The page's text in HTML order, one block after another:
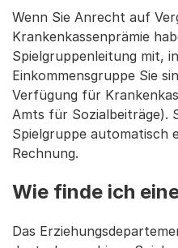
Wenn Sie Anrecht auf
Krankenkassenprämie
Spielgruppenleitung mit,
Einkommensgruppe Sie
Verfügung für
Amts für Sozialbeiträge).
Spielgruppe automatisch
Rechnung.
Wie finde ich
Das